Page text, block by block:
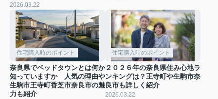
2026.03.22
住宅購入時のポイント
奈良県でベッドタウンとは何か
知っていますか 人気の理由や
生駒市王寺町香芝市奈良市の魅
力も紹介
住宅購入時のポイント
２０２６年の奈良県住み心地ラ
ンキングは？王寺町や生駒市奈
良市も詳しく紹介
2026.03.22